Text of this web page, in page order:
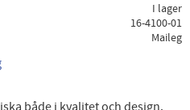
I lager
16-4100-01
Maileg